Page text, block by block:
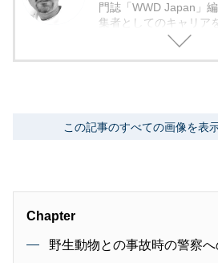
門誌「WWD Japan」
集者としてのキャリア
2000年代、中堅出版
この記事のすべての画像を表
Chapter
野生動物との事故時の警察